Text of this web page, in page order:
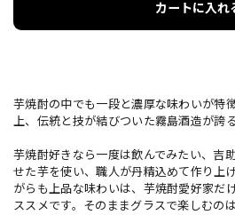
カートに入れ
芋焼酎の中でも一段と濃厚な味わいが特
上、伝統と技が結びついた霧島酒造が誇る
芋焼酎好きなら一度は飲んでみたい、吉
せた芋を使い、職人が丹精込めて作り上
がらも上品な味わいは、芋焼酎愛好家だ
ススメです。そのままグラスで楽しむの